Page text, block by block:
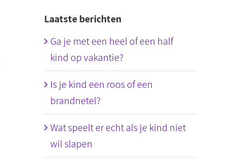
Laatste berichten
Ga je met een heel of een half
kind op vakantie?
Is je kind een roos of een
brandnetel?
Wat speelt er echt als je kind niet
wil slapen